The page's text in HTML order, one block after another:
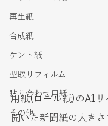
再生紙
合成紙
ケント紙
型取りフィルム
貼り合わせ用紙
その他
用紙(ロール紙)のA1サ
開いた新聞紙の大き